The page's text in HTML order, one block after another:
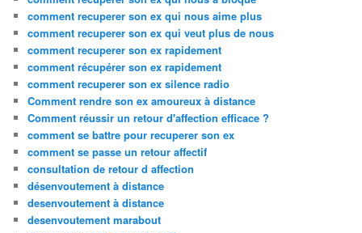
comment recuperer son ex qui nous aime plus
comment recuperer son ex qui veut plus de nous
comment recuperer son ex rapidement
comment récupérer son ex rapidement
comment recuperer son ex silence radio
Comment rendre son ex amoureux à distance
Comment réussir un retour d'affection efficace ?
comment se battre pour recuperer son ex
comment se passe un retour affectif
consultation de retour d affection
désenvoutement à distance
desenvoutement à distance
desenvoutement marabout